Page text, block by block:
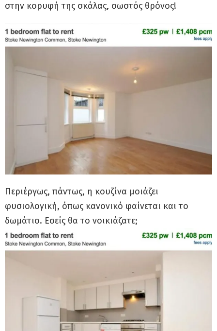
στην κορυφή της σκάλας, σωστός θρόνος!
Περιέργως, πάντως, η κουζίνα μοιάζει
φυσιολογική, όπως κανονικό φαίνεται και το
δωμάτιο. Εσείς θα το νοικιάζατε;